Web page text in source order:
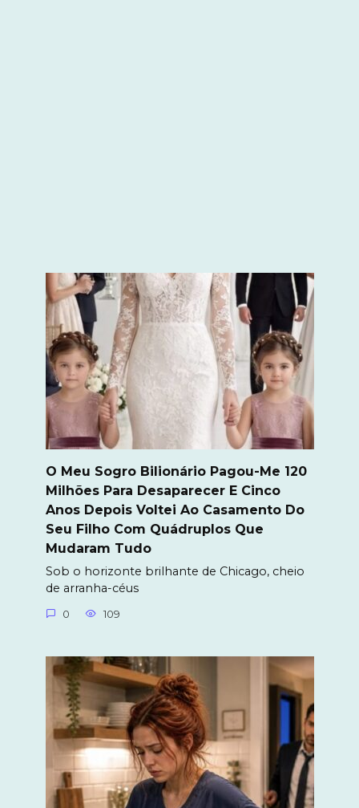
O Meu Sogro Bilionário Pagou-Me 120
Milhões Para Desaparecer E Cinco
Anos Depois Voltei Ao Casamento Do
Seu Filho Com Quádruplos Que
Mudaram Tudo
Sob o horizonte brilhante de Chicago, cheio
de arranha-céus
0 109